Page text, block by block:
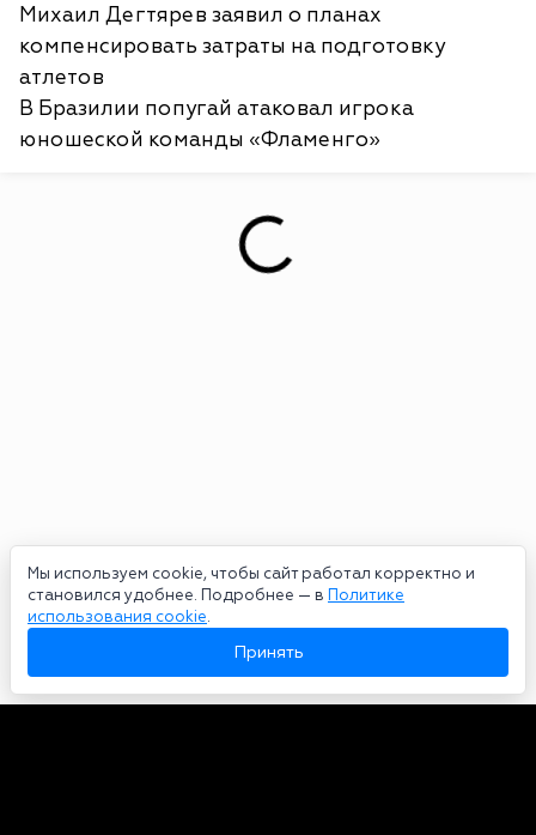
Мы используем cookie, чтобы сайт работал корректно и
становился удобнее. Подробнее — в Политике
использования cookie.
Принять
Михаил Дегтярев заявил о планах
компенсировать затраты на подготовку
атлетов
В Бразилии попугай атаковал игрока
юношеской команды «Фламенго»